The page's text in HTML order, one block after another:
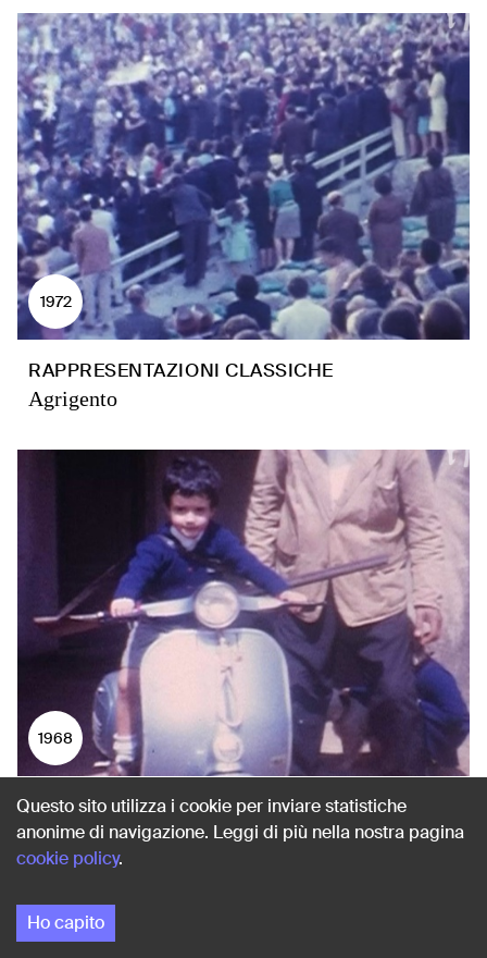
1972
RAPPRESENTAZIONI CLASSICHE
Agrigento
1968
VESPA, FUCILE, PRANZO
Avola (Siracusa)
Questo sito utilizza i cookie per inviare statistiche
anonime di navigazione. Leggi di più nella nostra pagina
cookie policy.
Ho capito